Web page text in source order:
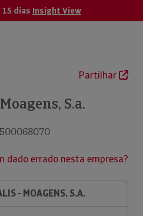
dias Insight View
Partilhar
S.a.
500068070
dado errado nesta empresa?
- MOAGENS, S.A.